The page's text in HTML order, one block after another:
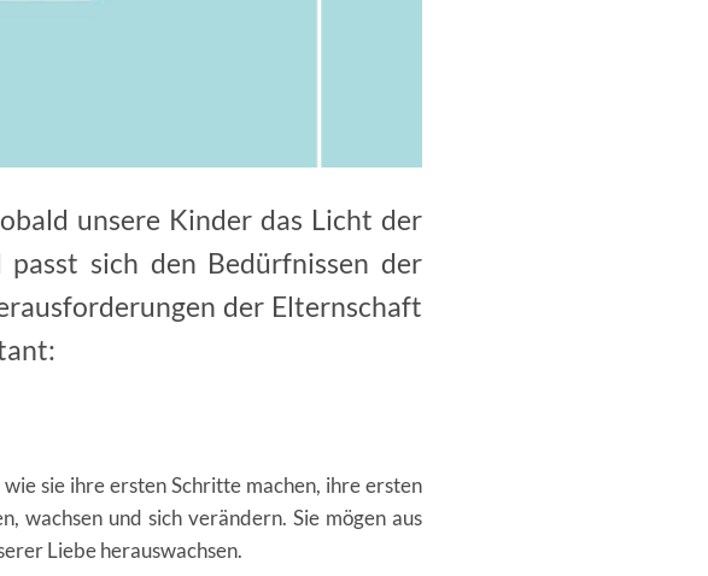
unsere Kinder das Licht der
sich den Bedürfnissen der
der Elternschaft
sie ihre ersten Schritte machen, ihre ersten
wachsen und sich verändern. Sie mögen aus
Liebe herauswachsen.